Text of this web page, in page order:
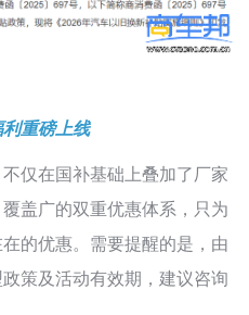
重磅上线
仅在国补基础上叠加了厂家
盖广的双重优惠体系，只为
的优惠。需要提醒的是，由
策及活动有效期，建议咨询